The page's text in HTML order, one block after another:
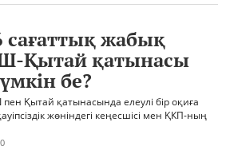
сағаттық жабық
Қытай қатынасы
бе?
Қытай қатынасында елеулі бір оқиға
жөніндегі кеңесшісі мен ҚКП-ның
0